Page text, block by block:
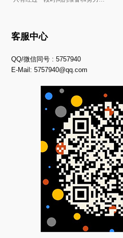
客服中心
QQ/微信同号 : 5757940
E-Mail:5757940@qq.com